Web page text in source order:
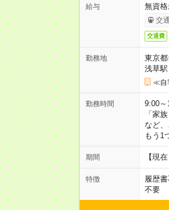
給与 無資
交
交通費
勤務地
東京
浅草駅
≪自
勤務時間
9:00
「家
など
もう1
期間 【現
特徴 履歴
不要